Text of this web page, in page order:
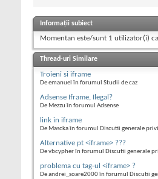
Informații subiect
Momentan este/sunt 1 utilizator(i)
Thread-uri Similare
Troieni si iframe
De emanuel în forumul Studii de caz
Adsense Iframe, Ilegal?
De Mezzu în forumul Adsense
link in iframe
De Mascka în forumul Discutii generale
Alternative pt <iframe> ???
De vbcypher în forumul Discutii generale
problema cu tag-ul <iframe> ?
De andrei_soare2000 în forumul Discutii